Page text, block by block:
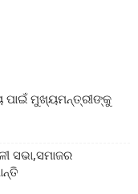
ପାଇଁ ମୁଖ୍ୟମନ୍ତ୍ରୀଙ୍କୁ
ସଭା,ସମାଜର